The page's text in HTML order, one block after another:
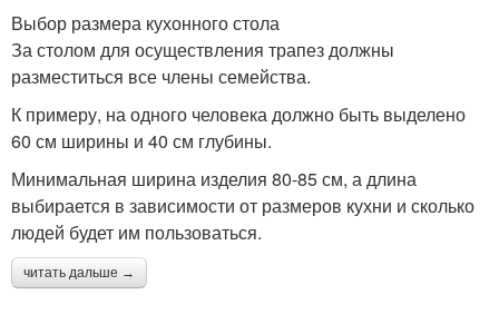
Выбор размера кухонного стола
За столом для осуществления трапез должны
разместиться все члены семейства.
К примеру, на одного человека должно быть выделено
60 см ширины и 40 см глубины.
Минимальная ширина изделия 80-85 см, а длина
выбирается в зависимости от размеров кухни и сколько
людей будет им пользоваться.
читать дальше →